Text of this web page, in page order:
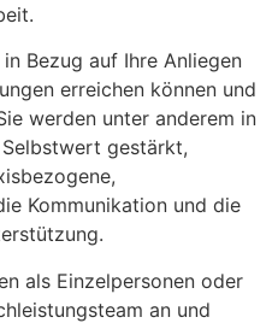
Bezug auf Ihre Anliegen
erreichen können und
werden unter anderem in
gestärkt,
Kommunikation und die
als Einzelpersonen oder
an und